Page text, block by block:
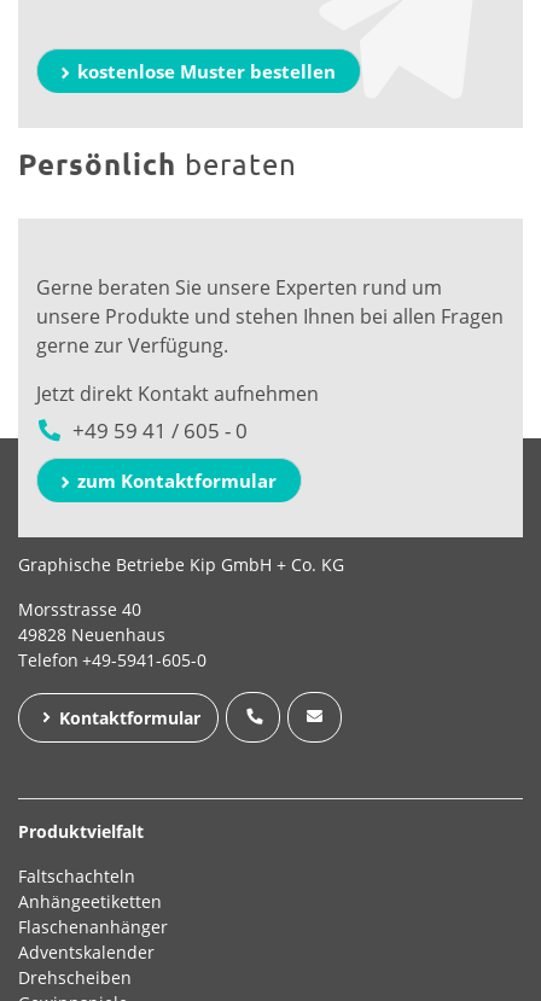
kostenlose Muster bestellen
Persönlich beraten
Gerne beraten Sie unsere Experten rund um
unsere Produkte und stehen Ihnen bei allen Fragen
gerne zur Verfügung.
Jetzt direkt Kontakt aufnehmen
+49 59 41 / 605 - 0
zum Kontaktformular
Graphische Betriebe Kip GmbH + Co. KG
Morsstrasse 40
49828 Neuenhaus
Telefon +49-5941-605-0
Kontaktformular
Produktvielfalt
Faltschachteln
Anhängeetiketten
Flaschenanhänger
Adventskalender
Drehscheiben